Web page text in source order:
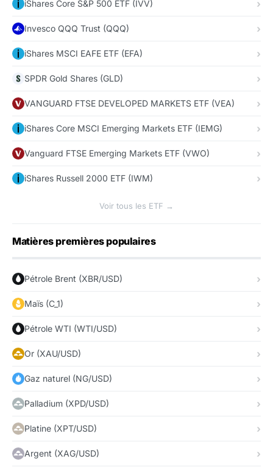
iShares Core S&P 500 ETF (IVV)
Invesco QQQ Trust (QQQ)
iShares MSCI EAFE ETF (EFA)
SPDR Gold Shares (GLD)
VANGUARD FTSE DEVELOPED MARKETS ETF (VEA)
iShares Core MSCI Emerging Markets ETF (IEMG)
Vanguard FTSE Emerging Markets ETF (VWO)
iShares Russell 2000 ETF (IWM)
Voir tous les ETF →
Matières premières populaires
Pétrole Brent (XBR/USD)
Maïs (C_1)
Pétrole WTI (WTI/USD)
Or (XAU/USD)
Gaz naturel (NG/USD)
Palladium (XPD/USD)
Platine (XPT/USD)
Argent (XAG/USD)